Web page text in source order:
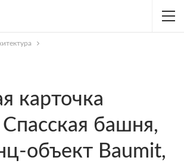
карточка
Спасская башня,
объект Baumit,